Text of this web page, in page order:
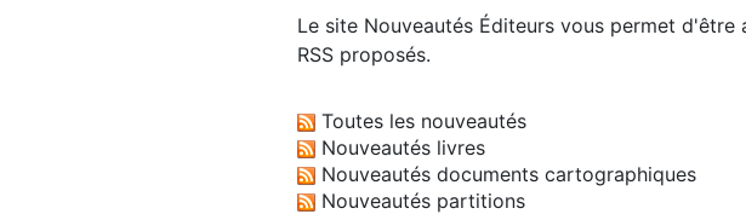
Le site Nouveautés Éditeurs vous permet d'être
RSS proposés.
Toutes les nouveautés
Nouveautés livres
Nouveautés documents cartographiques
Nouveautés partitions